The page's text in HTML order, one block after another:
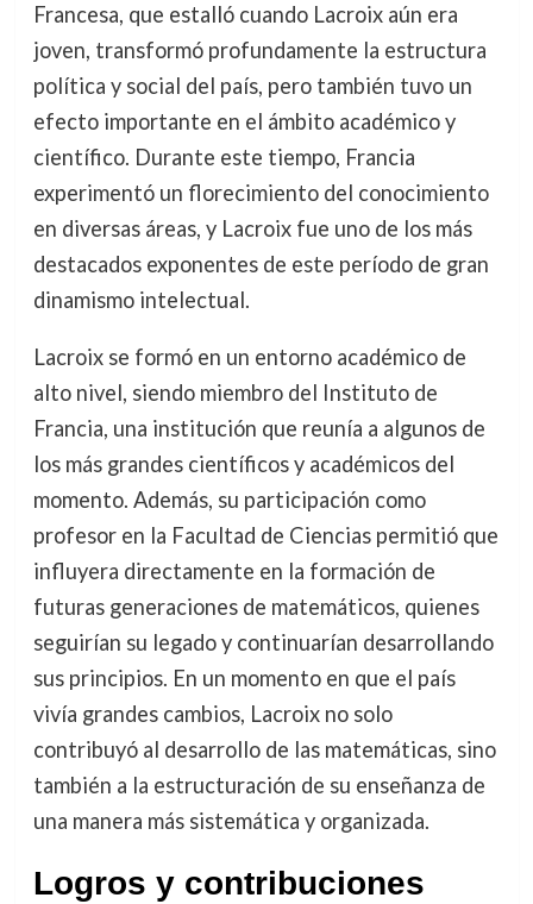
Francesa, que estalló cuando Lacroix aún era
joven, transformó profundamente la estructura
política y social del país, pero también tuvo un
efecto importante en el ámbito académico y
científico. Durante este tiempo, Francia
experimentó un florecimiento del conocimiento
en diversas áreas, y Lacroix fue uno de los más
destacados exponentes de este período de gran
dinamismo intelectual.
Lacroix se formó en un entorno académico de
alto nivel, siendo miembro del Instituto de
Francia, una institución que reunía a algunos de
los más grandes científicos y académicos del
momento. Además, su participación como
profesor en la Facultad de Ciencias permitió que
influyera directamente en la formación de
futuras generaciones de matemáticos, quienes
seguirían su legado y continuarían desarrollando
sus principios. En un momento en que el país
vivía grandes cambios, Lacroix no solo
contribuyó al desarrollo de las matemáticas, sino
también a la estructuración de su enseñanza de
una manera más sistemática y organizada.
Logros y contribuciones